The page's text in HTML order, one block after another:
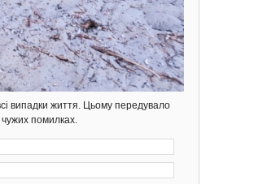
випадки життя. Цьому передувало
чужих помилках.